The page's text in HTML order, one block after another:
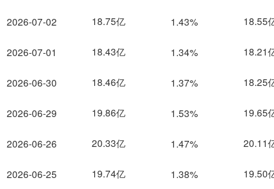
2026-07-02
2026-07-01
2026-06-30
2026-06-29
2026-06-26
2026-06-25
18.75亿 1.43% 18.55
18.43亿 1.34% 18.21
18.46亿 1.37% 18.25
19.86亿 1.53% 19.65
20.33亿 1.47% 20.11
19.74亿 1.38% 19.50